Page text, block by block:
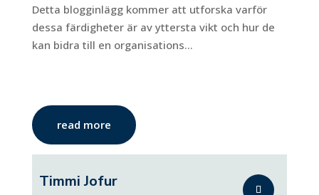
Detta blogginlägg kommer att utforska varför
dessa färdigheter är av yttersta vikt och hur de
kan bidra till en organisations...
read more
Timmi Jofur